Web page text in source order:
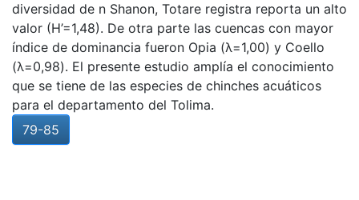
diversidad de n Shanon, Totare registra reporta un alto
valor (H’=1,48). De otra parte las cuencas con mayor
índice de dominancia fueron Opia (λ=1,00) y Coello
(λ=0,98). El presente estudio amplía el conocimiento
que se tiene de las especies de chinches acuáticos
para el departamento del Tolima.
79-85